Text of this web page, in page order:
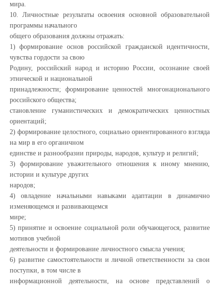
мира.
10. Личностные результаты освоения основной образовательной
программы начального
общего образования должны отражать:
1) формирование основ российской гражданской идентичности,
чувства гордости за свою
Родину, российский народ и историю России, осознание своей
этнической и национальной
принадлежности; формирование ценностей многонационального
российского общества;
становление гуманистических и демократических ценностных
ориентаций;
2) формирование целостного, социально ориентированного взгляда
на мир в его органичном
единстве и разнообразии природы, народов, культур и религий;
3) формирование уважительного отношения к иному мнению,
истории и культуре других
народов;
4) овладение начальными навыками адаптации в динамично
изменяющемся и развивающемся
мире;
5) принятие и освоение социальной роли обучающегося, развитие
мотивов учебной
деятельности и формирование личностного смысла учения;
6) развитие самостоятельности и личной ответственности за свои
поступки, в том числе в
информационной деятельности, на основе представлений о